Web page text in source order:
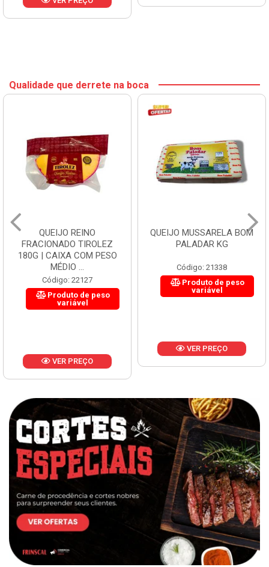
Qualidade que derrete na boca
QUEIJO REINO
FRACIONADO TIROLEZ
180G | CAIXA COM PESO
MÉDIO ...
Código: 22127
Produto de peso
variável
VER PREÇO
QUEIJO MUSSARELA BOM
PALADAR KG
Código: 21338
Produto de peso
variável
VER PREÇO